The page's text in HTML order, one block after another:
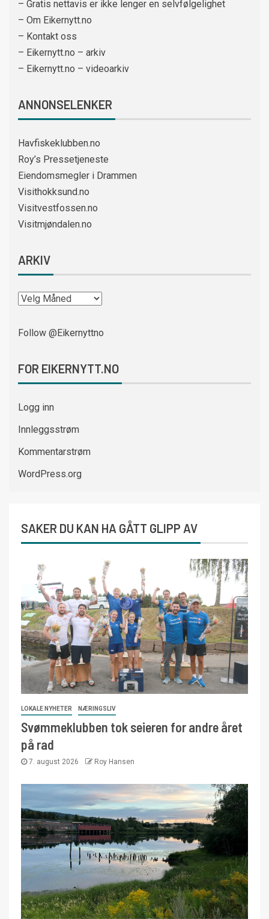
– Gratis nettavis er ikke lenger en selvfølgelighet
– Om Eikernytt.no
– Kontakt oss
– Eikernytt.no – arkiv
– Eikernytt.no – videoarkiv
ANNONSELENKER
Havfiskeklubben.no
Roy’s Pressetjeneste
Eiendomsmegler i Drammen
Visithokksund.no
Visitvestfossen.no
Visitmjøndalen.no
ARKIV
Follow @Eikernyttno
FOR EIKERNYTT.NO
Logg inn
Innleggsstrøm
Kommentarstrøm
WordPress.org
SAKER DU KAN HA GÅTT GLIPP AV
LOKALE NYHETER NÆRINGSLIV
Svømmeklubben tok seieren for andre året
på rad
7. august 2026 Roy Hansen